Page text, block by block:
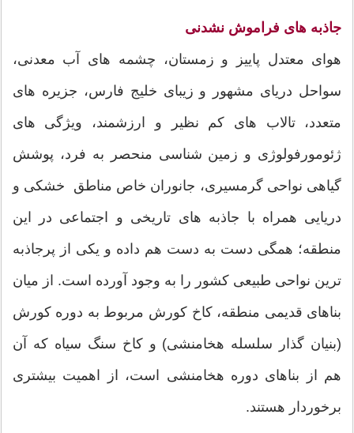
جاذبه های فراموش نشدنی
هوای معتدل پاییز و زمستان، چشمه های آب معدنی،
سواحل دریای مشهور و زیبای خلیج فارس، جزیره های
متعدد، تالاب های کم نظیر و ارزشمند، ویژگی های
ژئومورفولوژی و زمین شناسی منحصر به فرد، پوشش
گیاهی نواحی گرمسیری، جانوران خاص مناطق خشکی و
دریایی همراه با جاذبه های تاریخی و اجتماعی در این
منطقه؛ همگی دست به دست هم داده و یکی از پرجاذبه
ترین نواحی طبیعی کشور را به وجود آورده است. از میان
بناهای قدیمی منطقه، کاخ کورش مربوط به دوره کورش
(بنیان گذار سلسله هخامنشی) و کاخ سنگ سیاه که آن
هم از بناهای دوره هخامنشی است، از اهمیت بیشتری
برخوردار هستند.